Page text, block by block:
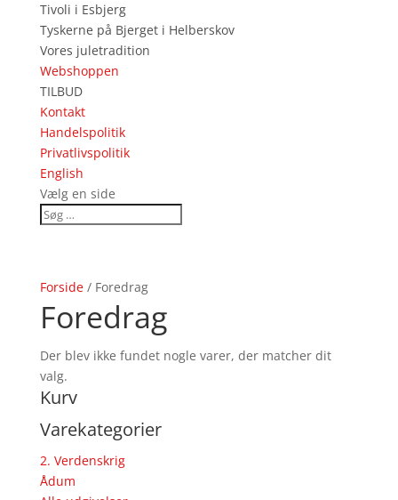
Tivoli i Esbjerg
Tyskerne på Bjerget i Helberskov
Vores juletradition
Webshoppen
TILBUD
Kontakt
Handelspolitik
Privatlivspolitik
English
Vælg en side
Forside/ Foredrag
Foredrag
Der blev ikke fundet nogle varer, der matcher dit
valg.
Kurv
Varekategorier
2. Verdenskrig
Ådum